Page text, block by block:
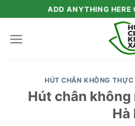
to
content
ADD ANYTHING HERE
HÚT CHÂN KHÔNG THỰC
Hút chân không
Hà